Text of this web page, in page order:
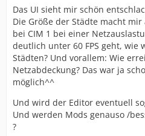
Das UI sieht mir schön
Die Größe der Städte macht
bei CIM 1 bei einer
deutlich unter 60 FPS geht, wie
Städten? Und vorallem: Wie
Netzabdeckung? Das war ja
möglich^^
Und wird der Editor eventuell
Und werden Mods genauso /
?